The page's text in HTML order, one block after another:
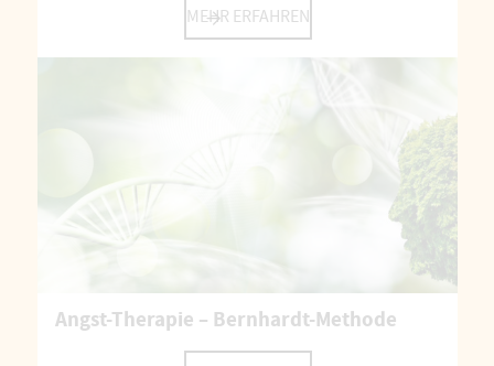
MEHR ERFAHREN
Angst-Therapie – Bernhardt-Methode